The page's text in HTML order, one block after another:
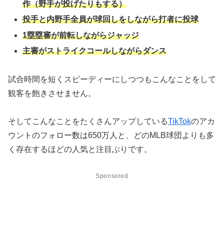
作（野手が投げたりもする）
投手と内野手全員が球回しをしながら打者に投球
1塁塁審が前転しながらジャッジ
主審がストライクコールしながらダンス
試合時間を短くスピーディーにしつつもこんなことをして
観客を飽きさせません。
そしてこんなことをたくさんアップしているTikTokのアカ
ウントのフォロー数は650万人と、どのMLB球団よりも多
く存在するほどの人気と注目ぶりです。